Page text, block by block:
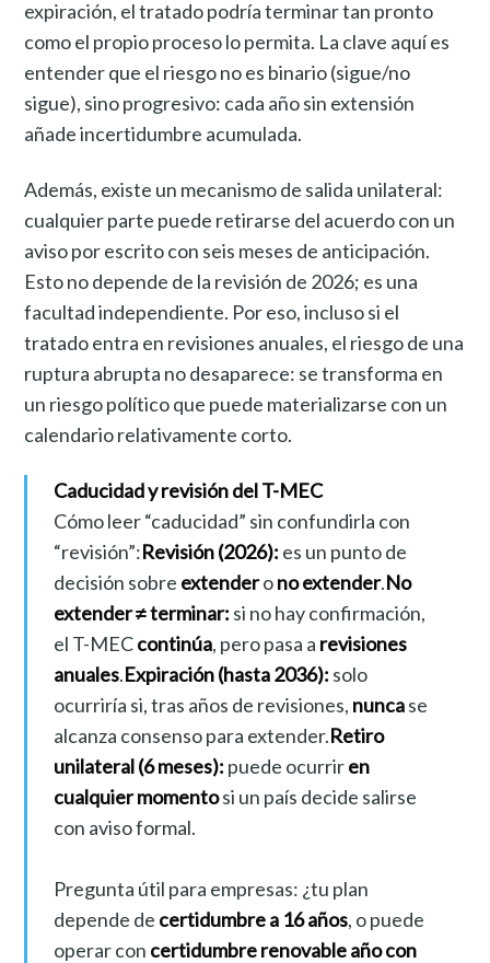
expiración, el tratado podría terminar tan pronto
como el propio proceso lo permita. La clave aquí es
entender que el riesgo no es binario (sigue/no
sigue), sino progresivo: cada año sin extensión
añade incertidumbre acumulada.
Además, existe un mecanismo de salida unilateral:
cualquier parte puede retirarse del acuerdo con un
aviso por escrito con seis meses de anticipación.
Esto no depende de la revisión de 2026; es una
facultad independiente. Por eso, incluso si el
tratado entra en revisiones anuales, el riesgo de una
ruptura abrupta no desaparece: se transforma en
un riesgo político que puede materializarse con un
calendario relativamente corto.
Caducidad y revisión del T-MEC
Cómo leer “caducidad” sin confundirla con
“revisión”:Revisión (2026): es un punto de
decisión sobre extenderono extender.No
extender ≠ terminar: si no hay confirmación,
el T-MECcontinúa, pero pasa a revisiones
anuales.Expiración (hasta 2036): solo
ocurriría si, tras años de revisiones, nuncase
alcanza consenso para extender.Retiro
unilateral (6 meses): puede ocurriren
cualquier momentosi un país decide salirse
con aviso formal.
Pregunta útil para empresas: ¿tu plan
depende de certidumbre a 16 años, o puede
operar con certidumbre renovable año con